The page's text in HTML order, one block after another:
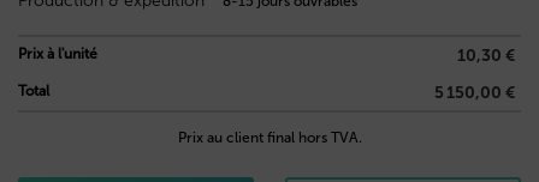
Prix à l'unité 10,30 €
Total 5 150,00 €
Prix au client final hors TVA.